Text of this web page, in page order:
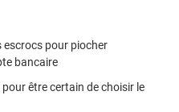
escrocs pour piocher
bancaire
être certain de choisir le